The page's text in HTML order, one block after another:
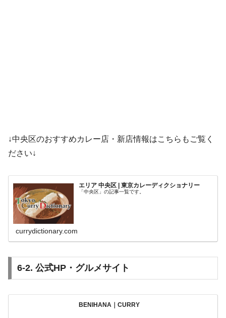
↓中央区のおすすめカレー店・新店情報はこちらもご覧く
ださい↓
エリア 中央区 | 東京カレーディクショナリー
「中央区」の記事一覧です。
currydictionary.com
6-2. 公式HP・グルメサイト
BENIHANA｜CURRY